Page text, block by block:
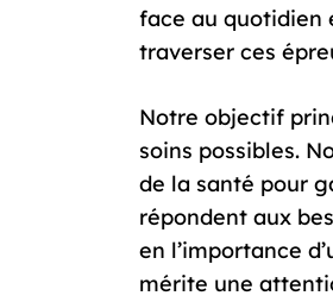
face au quotidien
traverser ces
Notre objectif
soins possibles.
de la santé pour
répondent aux
en l’importance
mérite une